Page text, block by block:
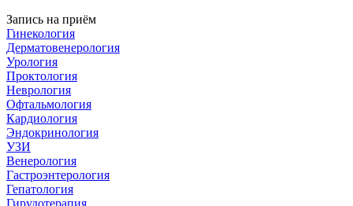
Запись на приём
Гинекология
Дерматовенерология
Урология
Проктология
Неврология
Офтальмология
Кардиология
Эндокринология
УЗИ
Венерология
Гастроэнтерология
Гепатология
Гирудотерапия